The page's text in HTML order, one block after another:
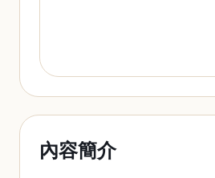
內容簡介